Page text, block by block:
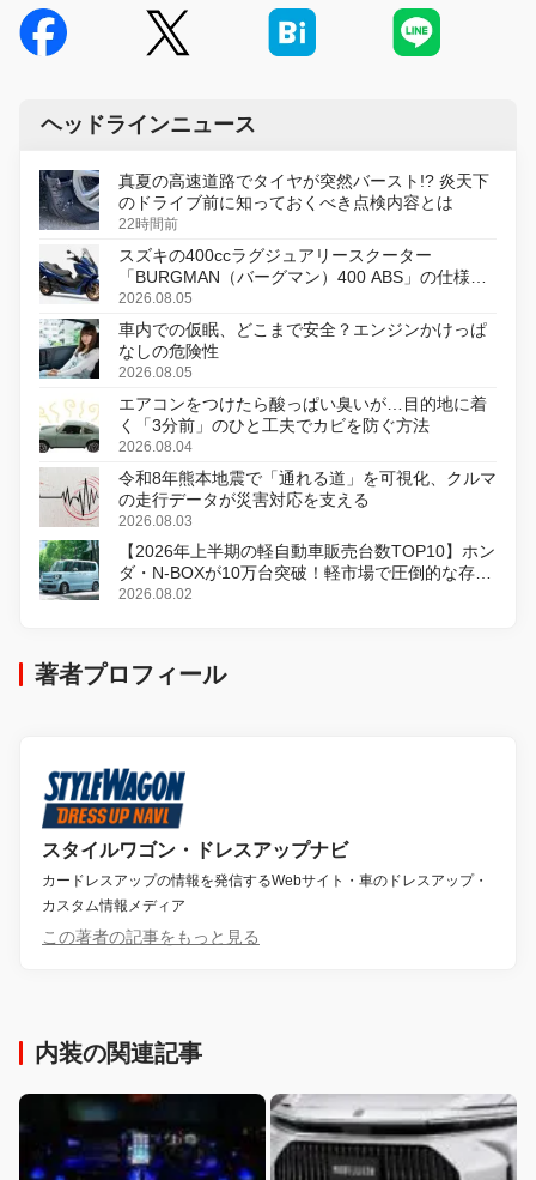
ヘッドラインニュース
真夏の高速道路でタイヤが突然バースト!? 炎天下
のドライブ前に知っておくべき点検内容とは
22時間前
スズキの400ccラグジュアリースクーター
「BURGMAN（バーグマン）400 ABS」の仕様を
変更し、8月18日に発売
2026.08.05
車内での仮眠、どこまで安全？エンジンかけっぱ
なしの危険性
2026.08.05
エアコンをつけたら酸っぱい臭いが…目的地に着
く「3分前」のひと工夫でカビを防ぐ方法
2026.08.04
令和8年熊本地震で「通れる道」を可視化、クルマ
の走行データが災害対応を支える
2026.08.03
【2026年上半期の軽自動車販売台数TOP10】ホン
ダ・N-BOXが10万台突破！軽市場で圧倒的な存在
感
2026.08.02
著者プロフィール
スタイルワゴン・ドレスアップナビ
カードレスアップの情報を発信するWebサイト・車のドレスアップ・
カスタム情報メディア
この著者の記事をもっと見る
内装の関連記事